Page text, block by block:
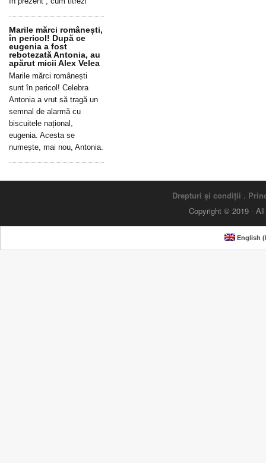
Marile mărci românești,
în pericol! După ce
eugenia a fost
rebotezată Antonia, au
apărut micii Alex Velea
Marile mărci românești
sunt în pericol! Celebra
Antonia a vrut să tragă un
semnal de alarmă cu
biscuitele național,
eugenia. Acesta se
numește, mai nou, Antonia.
Drepturi și condiții .
Copyright © 2019 ·
English (